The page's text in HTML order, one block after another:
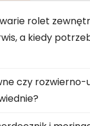
rolet
a kiedy
czy rozwierno-